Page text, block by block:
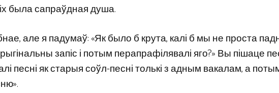
была сапраўдная душа.
але я падумаў: «Як было б крута, калі б мы не проста
запіс і потым перапрафілявалі яго?» Вы пішаце
песні як старыя соўл-песні толькі з адным вакалам, а